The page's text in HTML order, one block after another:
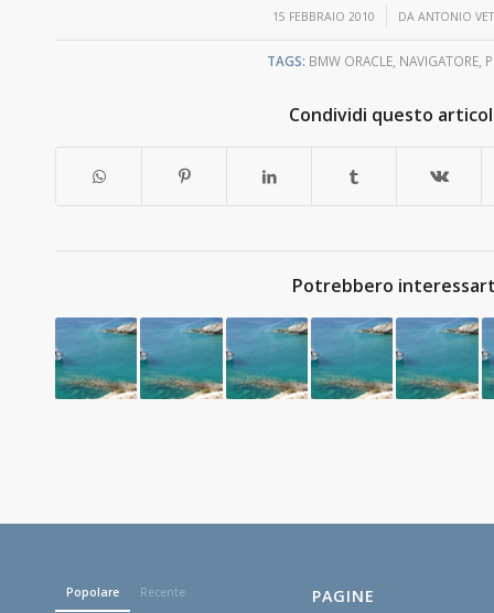
15 FEBBRAIO 2010
/ DAANTONIO
TAGS: BMW ORACLE, NAVIGATORE,
Condividi questo
Potrebbero
Popolare Recente PAGINE